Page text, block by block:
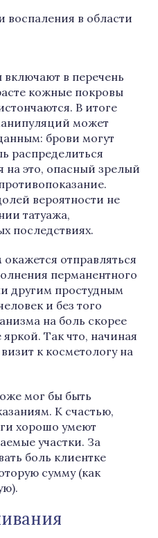
в области
в перечень
кожные покровы
В итоге
может
брови могут
распределиться
на это, опасный зрелый
вероятности не
татуажа,
последствиях.
отправляться
перманентного
другим простудным
и без того
на боль скорее
Так что, начиная
к косметологу на
мог бы быть
К счастью,
хорошо умеют
участки. За
боль клиентке
сумму (как